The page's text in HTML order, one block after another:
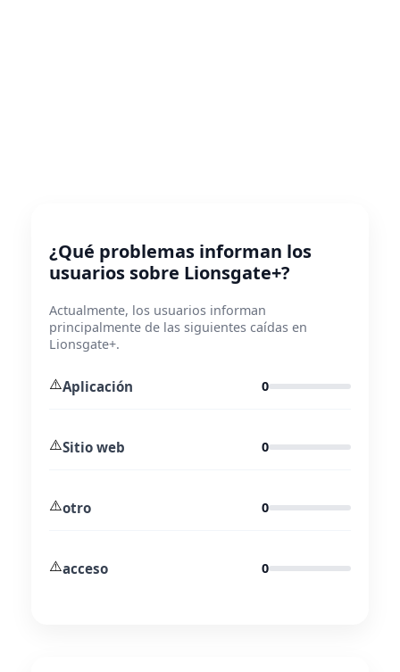
¿Qué problemas informan los
usuarios sobre Lionsgate+?
Actualmente, los usuarios informan
principalmente de las siguientes caídas en
Lionsgate+.
⚠️Aplicación 0
⚠️Sitio web 0
⚠️otro 0
⚠️acceso 0